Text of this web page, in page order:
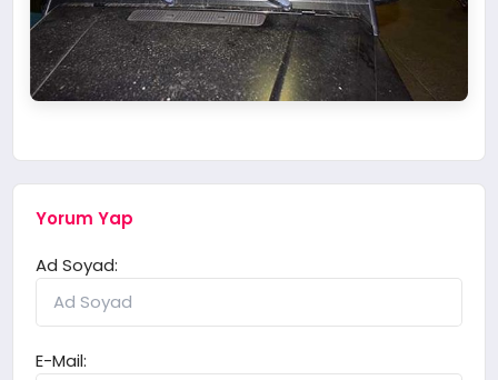
Yorum Yap
Ad Soyad:
E-Mail: